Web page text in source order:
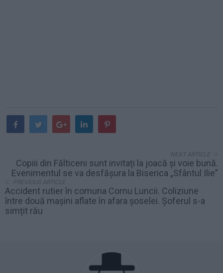
NEXT ARTICLE
Copiii din Fălticeni sunt invitați la joacă și voie bună.
Evenimentul se va desfășura la Biserica „Sfântul Ilie”
PREVIOUS ARTICLE
Accident rutier în comuna Cornu Luncii. Coliziune
între două mașini aflate în afara șoselei. Șoferul s-a
simțit rău